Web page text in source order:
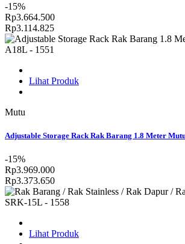
-15%
Rp3.664.500
Rp3.114.825
Lihat Produk
Mutu
Adjustable Storage Rack Rak Barang 1.8 Meter
-15%
Rp3.969.000
Rp3.373.650
Lihat Produk